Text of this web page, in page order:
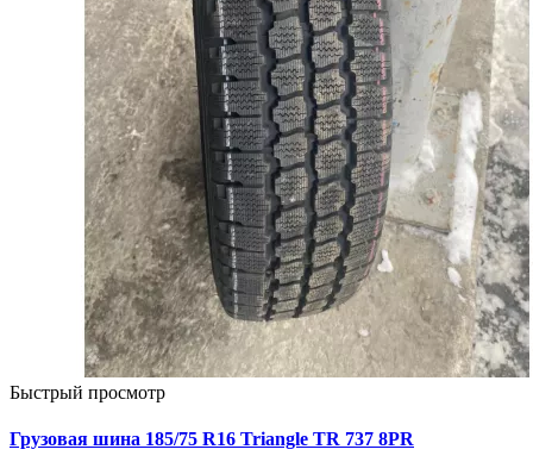
Быстрый просмотр
Грузовая шина 185/75 R16 Triangle TR 737 8PR